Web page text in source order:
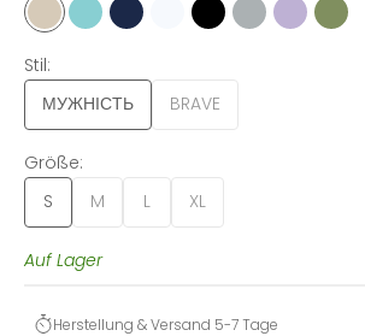
SANDBERYL BLUE
NAVY WHITEBLACKGREYLILACOLIVE
Stil:
МУЖНІСТЬ
BRAVE
Größe:
S
M L XL
Auf Lager
Herstellung & Versand 5-7 Tage